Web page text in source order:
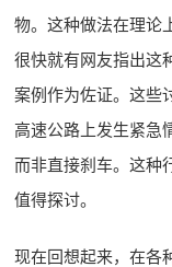
物。这种做法在理论
很快就有网友指出这
案例作为佐证。这些
高速公路上发生紧急
而非直接刹车。这种
值得探讨。
现在回想起来，在各